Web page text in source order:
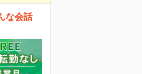
な会話